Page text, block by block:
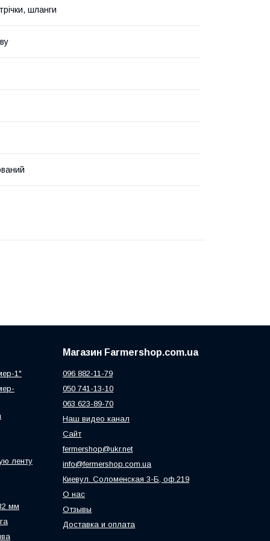
шланги
1"
ленту
мм
Магазин Farmershop.com.ua
096 882-11-79
050 741-13-10
063 623-89-70
Наш видео канал
Сайт
fermershop@ukr.net
info@fermershop.com.ua
Киевул. Соломенская 3-Б, оф.219
О нас
Отзывы
Доставка и оплата